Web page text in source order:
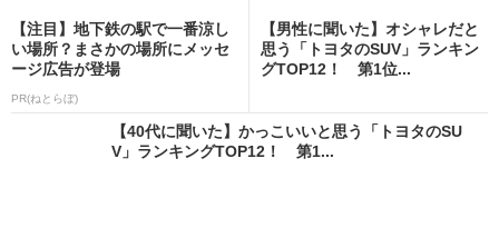
【注目】地下鉄の駅で一番涼し
い場所？まさかの場所にメッセ
ージ広告が登場
PR(ねとらぼ)
【男性に聞いた】オシャレだと
思う「トヨタのSUV」ランキン
グTOP12！ 第1位...
【40代に聞いた】かっこいいと思う「トヨタのSU
V」ランキングTOP12！ 第1...